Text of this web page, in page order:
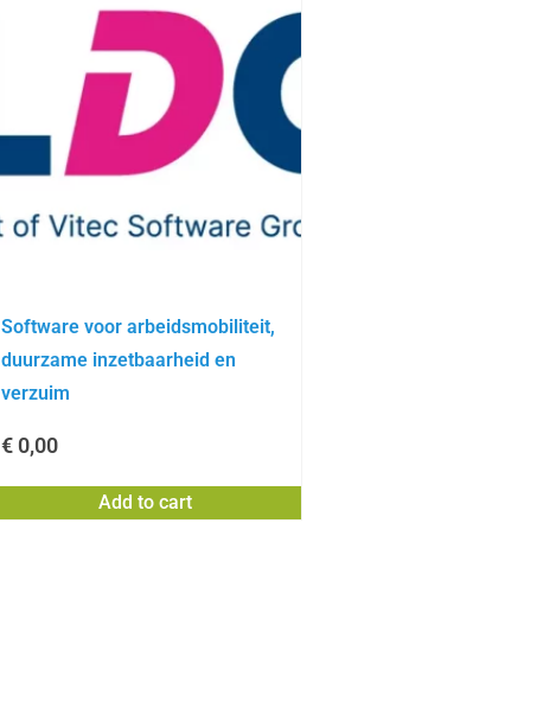
Software voor arbeidsmobiliteit,
duurzame inzetbaarheid en
verzuim
€0,00
Add to cart